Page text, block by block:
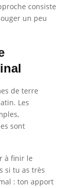
consiste
un peu
de terre
Les
sont
à finir le
si tu as très
: ton apport